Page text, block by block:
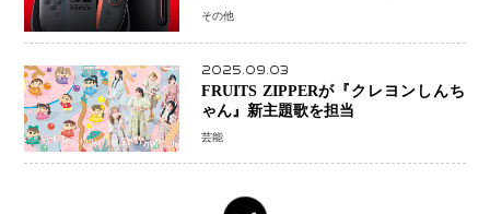
ッチオンライン」も引き上げ
その他
2025.09.03
FRUITS ZIPPERが『クレヨンしんち
ゃん』新主題歌を担当
芸能